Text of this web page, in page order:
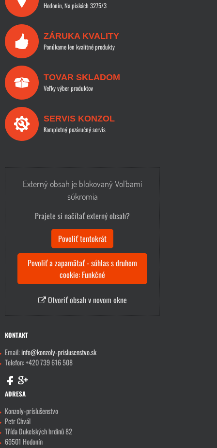
Hodonín, Na pískách 3275/3
ZÁRUKA KVALITY
Ponúkame len kvalitné produkty
TOVAR SKLADOM
Veľky výber produktov
SERVIS KONZOL
Kompletný pozáručný servis
Externý obsah je blokovaný Voľbami
súkromia
Prajete si načítať externý obsah?
Povoliť tentokrát
Povoliť a zapamätať - súhlas s druhom
cookie: Funkčné
Otvoriť obsah v novom okne
KONTAKT
Email:info@konzoly-prislusenstvo.sk
Telefon: +420 739 616 508
ADRESA
Konzoly-príslušenstvo
Petr Chvál
Třída Dukelských hrdinů 82
69501 Hodonín